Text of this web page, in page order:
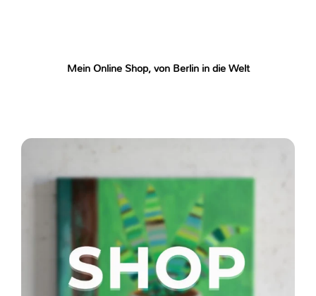
Mein Online Shop, von Berlin in die Welt